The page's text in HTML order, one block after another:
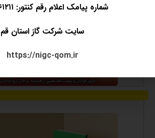
شماره پیامک اعلام رقم کنتور: ۳۰۰۰۳۶۱۲۱۱
سایت شرکت گاز استان قم
https://nigc-qom.ir